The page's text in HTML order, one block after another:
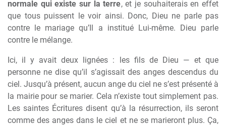
normale qui existe sur la terre, et je souhaiterais en effet
que tous puissent le voir ainsi. Donc, Dieu ne parle pas
contre le mariage qu’Il a institué Lui-même. Dieu parle
contre le mélange.
Ici, il y avait deux lignées : les fils de Dieu — et que
personne ne dise qu’il s’agissait des anges descendus du
ciel. Jusqu’à présent, aucun ange du ciel ne s’est présenté à
la mairie pour se marier. Cela n’existe tout simplement pas.
Les saintes Écritures disent qu’à la résurrection, ils seront
comme des anges dans le ciel et ne se marieront plus. Ça,